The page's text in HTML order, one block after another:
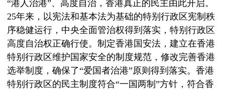
“港人治港”、高度自治，香港真正的民主由此开启。
25年来，以宪法和基本法为基础的特别行政区宪制秩
序稳健运行，中央全面管治权得到落实，特别行政区
高度自治权正确行使。制定香港国安法，建立在香港
特别行政区维护国家安全的制度规范，修改完善香港
选举制度，确保了“爱国者治港”原则得到落实。香港
特别行政区的民主制度符合“一国两制”方针，符合香